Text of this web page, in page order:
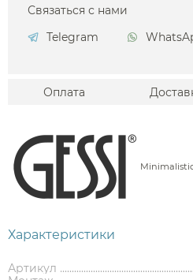
Связаться с нами
Telegram
Оплата
Характеристики
Артикул